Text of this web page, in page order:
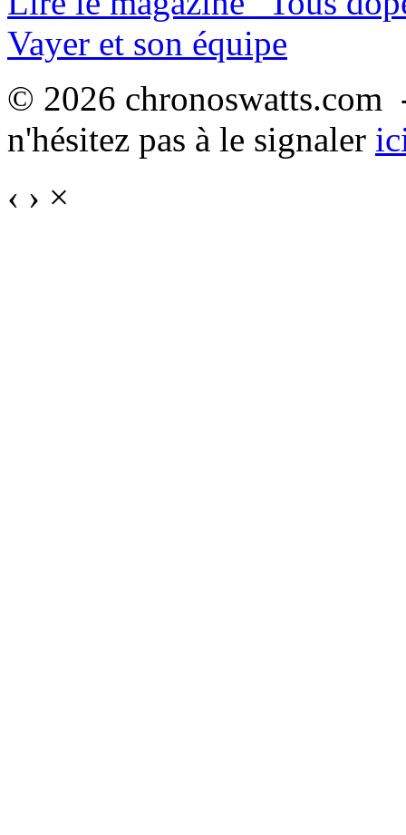
Vayer et son équipe
© 2026
n'hésitez pas à le signaler
‹ › ×